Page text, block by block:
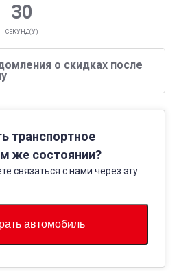
29
СЕКУНД(У)
о скидках после
транспортное
же состоянии?
связаться с нами через эту
автомобиль